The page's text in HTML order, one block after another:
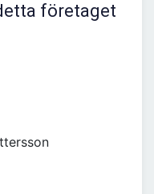
företaget